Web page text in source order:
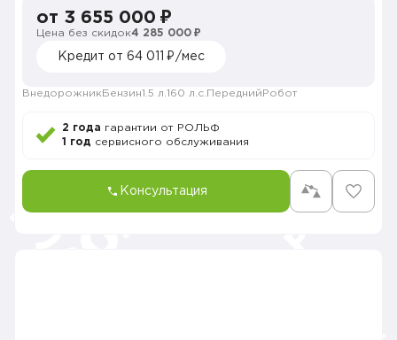
от 3 655 000 ₽
Цена без скидок4 285 000 ₽
Кредит от 64 011 ₽/мес
Внедорожник Бензин1.5 л. 160 л.с. Передний Робот
2 года гарантии от РОЛЬФ
1 год сервисного обслуживания
Консультация